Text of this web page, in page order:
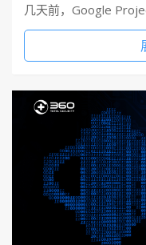
几天前，Google